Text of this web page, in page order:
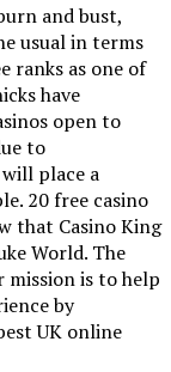
and bust,
usual in terms
ranks as one of
have
open to
to
place a
20 free casino
that Casino King
World. The
mission is to help
by
UK online